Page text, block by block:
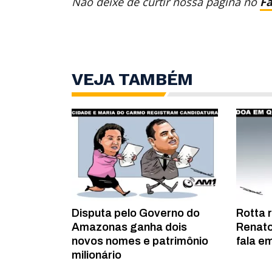
VEJA TAMBÉM
Disputa pelo Governo do
Amazonas ganha dois
novos nomes e patrimônio
milionário
Rotta
fala